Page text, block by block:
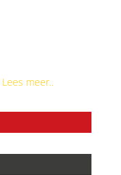
Lees meer..